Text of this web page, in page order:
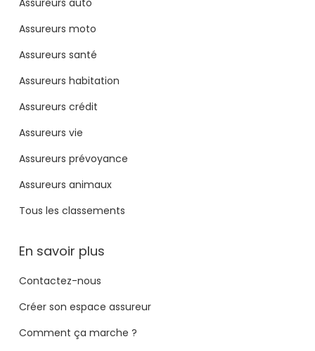
Assureurs auto
Assureurs moto
Assureurs santé
Assureurs habitation
Assureurs crédit
Assureurs vie
Assureurs prévoyance
Assureurs animaux
Tous les classements
En savoir plus
Contactez-nous
Créer son espace assureur
Comment ça marche ?